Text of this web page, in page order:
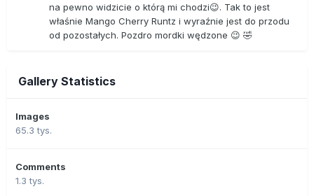
na pewno widzicie o którą mi chodzi😉. Tak to jest
właśnie Mango Cherry Runtz i wyraźnie jest do przodu
od pozostałych. Pozdro mordki wędzone 😉 🤣
Gallery Statistics
Images
65.3 tys.
Comments
1.3 tys.